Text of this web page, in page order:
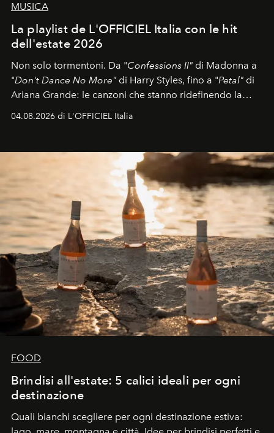
MUSICA
La playlist de L'OFFICIEL Italia con le hit
dell'estate 2026
Non solo tormentoni. Da "Confessions II" di Madonna a
"Don't Dance No More" di Harry Styles, fino a "Petal" di
Ariana Grande: le canzoni che stanno ridefinendo la
colonna sonora della stagione.
04.08.2026 di L'OFFICIEL Italia
FOOD
Brindisi all'estate: 5 calici ideali per ogni
destinazione
Quali bianchi scegliere per ogni destinazione estiva: